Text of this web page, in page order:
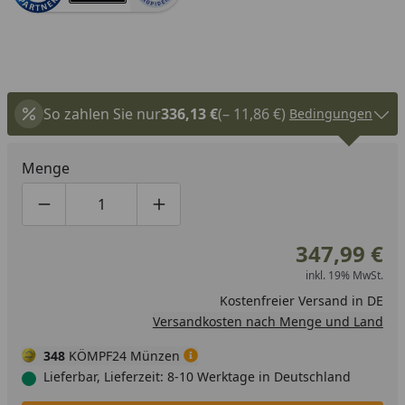
So zahlen Sie nur336,13 €(– 11,86 €) Bedingungen
Menge
Produktmenge um eins verringern
Produktmenge manuell eingeben
Produktmenge um eins erhöhen
347,99 €
inkl. 19% MwSt.
Kostenfreier Versand in DE
Versandkosten nach Menge und Land
348 KÖMPF24 Münzen
Lieferbar, Lieferzeit: 8-10 Werktage in Deutschland